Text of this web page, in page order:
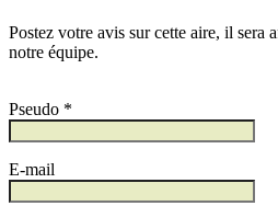
Postez votre avis sur cette aire, il sera
notre équipe.
Pseudo *
E-mail